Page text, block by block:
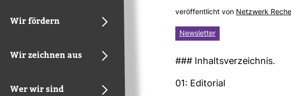
Wir fördern
Wir zeichnen aus
Wer wir sind
ver­öf­fent­licht von Netz­werk
Newsletter
### Inhalts­ver­zeichnis.
01: Edi­to­rial